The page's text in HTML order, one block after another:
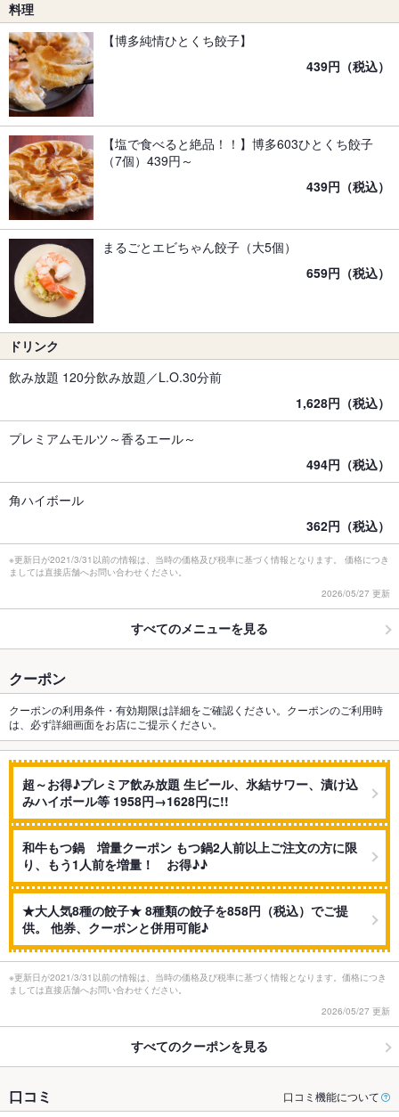
料理
【博多純情ひとくち餃子】
439円（税込）
【塩で食べると絶品！！】博多603ひとくち餃子
（7個）439円～
439円（税込）
まるごとエビちゃん餃子（大5個）
659円（税込）
ドリンク
飲み放題 120分飲み放題／L.O.30分前
1,628円（税込）
プレミアムモルツ～香るエール～
494円（税込）
角ハイボール
362円（税込）
※更新日が2021/3/31以前の情報は、当時の価格及び税率に基づく情報となります。 価格につき
ましては直接店舗へお問い合わせください。
2026/05/27 更新
すべてのメニューを見る
クーポン
クーポンの利用条件・有効期限は詳細をご確認ください。クーポンのご利用時
は、必ず詳細画面をお店にご提示ください。
超～お得♪プレミア飲み放題 生ビール、氷結サワー、漬け込
みハイボール等 1958円→1628円に!!
和牛もつ鍋 増量クーポン もつ鍋2人前以上ご注文の方に限
り、もう1人前を増量！ お得♪♪
★大人気8種の餃子★ 8種類の餃子を858円（税込）でご提
供。 他券、クーポンと併用可能♪
※更新日が2021/3/31以前の情報は、当時の価格及び税率に基づく情報となります。価格につき
ましては直接店舗へお問い合わせください。
2026/05/27 更新
すべてのクーポンを見る
口コミ 口コミ機能について